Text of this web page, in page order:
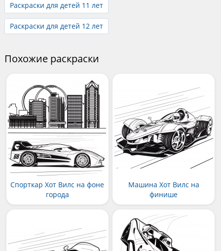
Раскраски для детей 11 лет
Раскраски для детей 12 лет
Похожие раскраски
Спорткар Хот Вилс на фоне
города
Машина Хот Вилс на
финише